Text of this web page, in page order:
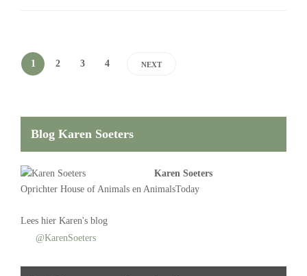
1 2 3 4 NEXT
Blog Karen Soeters
Karen Soeters
Oprichter House of Animals en AnimalsToday
Lees hier Karen's blog
@KarenSoeters